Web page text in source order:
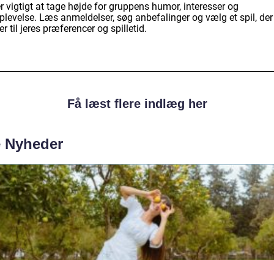
vigtigt at tage højde for gruppens humor, interesser og
Læs anmeldelser, søg anbefalinger og vælg et spil, der
til jeres præferencer og spilletid.
Få læst flere indlæg her
Nyheder